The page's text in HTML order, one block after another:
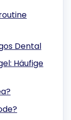
Dental
Häufige